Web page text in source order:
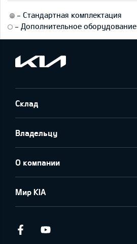
- Стандартная комплектация
- Дополнительное оборудование
Склад
Владельцу
О компании
Мир KIA
Facebook